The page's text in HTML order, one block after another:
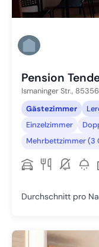
Pension
Ismaninger Str., 85356
Gästezimmer
Einzelzimmer
Mehrbettzimmer (3
Durchschnitt pro